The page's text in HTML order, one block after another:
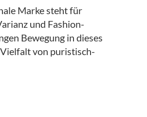
Marke steht für
und Fashion-
Bewegung in dieses
von puristisch-